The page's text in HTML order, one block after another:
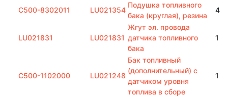
C500-8302011 LU021354
Подушка топливного
бака (круглая), резина
4
LU021831 LU021831
Жгут эл. провода
датчика топливного
бака
1
C500-1102000 LU021248
Бак топливный
(дополнительный) с
датчиком уровня
топлива в сборе
1